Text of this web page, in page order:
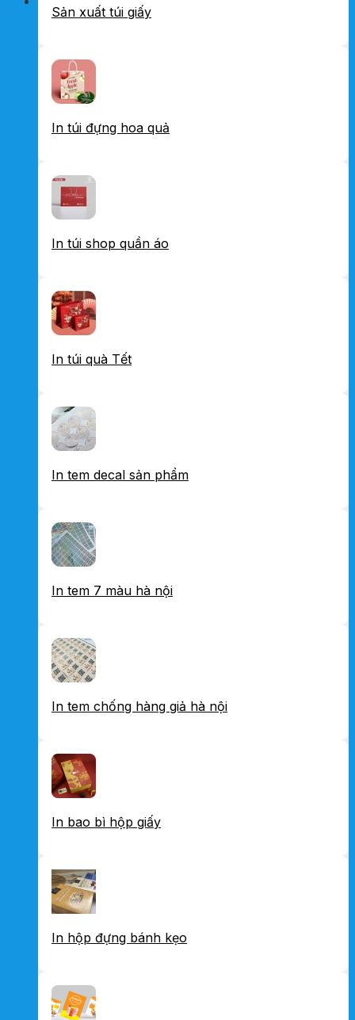
Sản xuất túi giấy
In túi đựng hoa quả
In túi shop quần áo
In túi quà Tết
In tem decal sản phẩm
In tem 7 màu hà nội
In tem chống hàng giả hà nội
In bao bì hộp giấy
In hộp đựng bánh kẹo